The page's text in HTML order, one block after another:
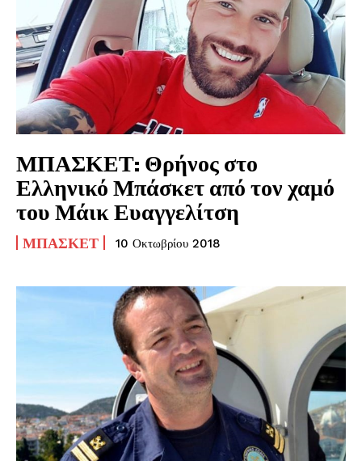
ΜΠΑΣΚΕΤ: Θρήνος στο
Ελληνικό Μπάσκετ από τον χαμό
του Μάικ Ευαγγελίτση
ΜΠΆΣΚΕΤ 10 Οκτωβρίου 2018